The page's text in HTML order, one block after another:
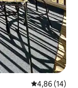
4,86 de uma
4,86 (14)